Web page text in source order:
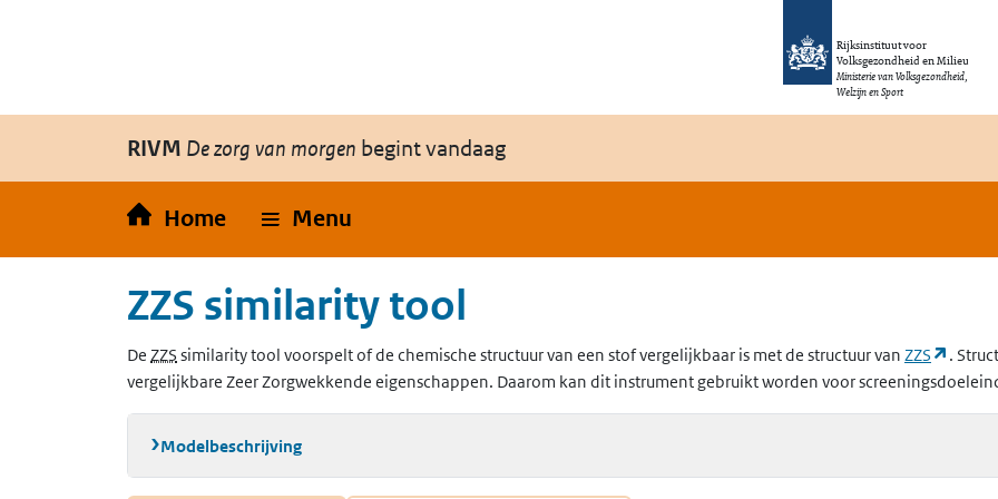
Rijksinstituut voor
Volksgezondheid en Milieu
Ministerie van Volksgezondheid,
Welzijn en Sport
RIVM De zorg van morgen begint vandaag
Home Menu
ZZS similarity tool
De ZZS (Zeer Zorgwekkende Stoffen)
similarity tool voorspelt of de chemische structuur van een stof vergelijkbaar is met de structuur van ZZS
.
vergelijkbare Zeer Zorgwekkende eigenschappen. Daarom kan dit instrument gebruikt worden voor
Modelbeschrijving